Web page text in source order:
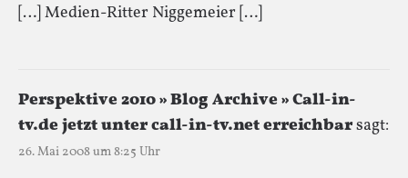
[…] Medien-Ritter Niggemeier […]
Perspektive 2010 » Blog Archive » Call-in-
tv.de jetzt unter call-in-tv.net erreichbarsagt:
26. Mai 2008 um 8:25 Uhr